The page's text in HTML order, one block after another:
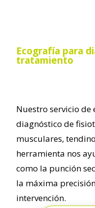
Ecografía para
tratamiento
Nuestro servicio
diagnóstico de
musculares,
herramienta nos
como la punción
la máxima
intervención.